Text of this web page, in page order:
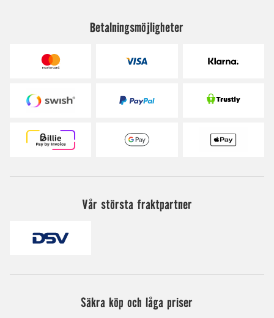
Betalningsmöjligheter
Vår största fraktpartner
Säkra köp och låga priser